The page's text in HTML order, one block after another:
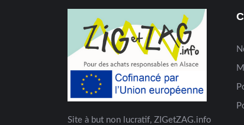
Site à but non lucratif, ZIGetZAG.info